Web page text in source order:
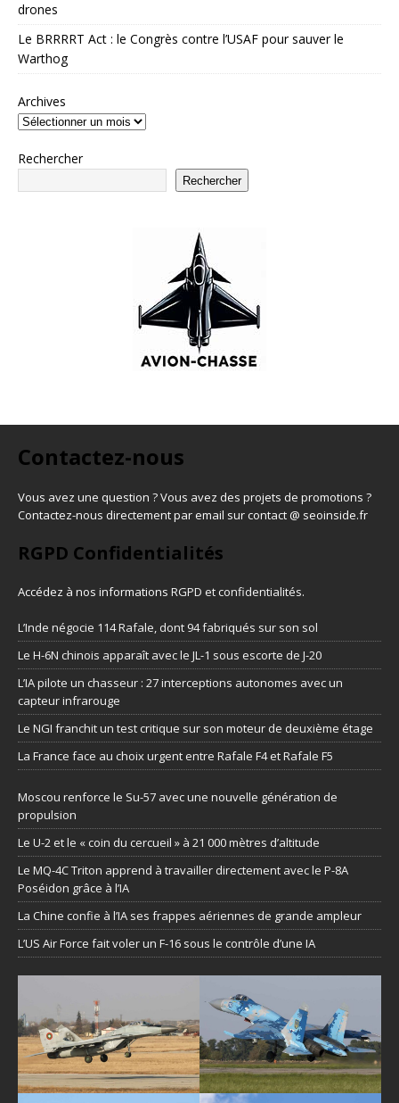
drones
Le BRRRRT Act : le Congrès contre l’USAF pour sauver le
Warthog
Archives
Rechercher
Rechercher
Contactez-nous
Vous avez une question ? Vous avez des projets de promotions ?
Contactez-nous directement par email sur contact @ seoinside.fr
RGPD Confidentialités
Accédez à nos informations RGPD et confidentialités.
L’Inde négocie 114 Rafale, dont 94 fabriqués sur son sol
Le H-6N chinois apparaît avec le JL-1 sous escorte de J-20
L’IA pilote un chasseur : 27 interceptions autonomes avec un
capteur infrarouge
Le NGI franchit un test critique sur son moteur de deuxième étage
La France face au choix urgent entre Rafale F4 et Rafale F5
Moscou renforce le Su-57 avec une nouvelle génération de
propulsion
Le U-2 et le « coin du cercueil » à 21 000 mètres d’altitude
Le MQ-4C Triton apprend à travailler directement avec le P-8A
Poséidon grâce à l’IA
La Chine confie à l’IA ses frappes aériennes de grande ampleur
L’US Air Force fait voler un F-16 sous le contrôle d’une IA